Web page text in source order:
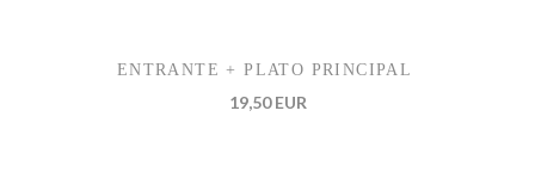
ENTRANTE + PLATO PRINCIPAL
19,50 EUR